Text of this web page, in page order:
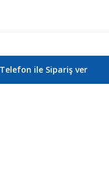
Telefon ile Sipariş ver